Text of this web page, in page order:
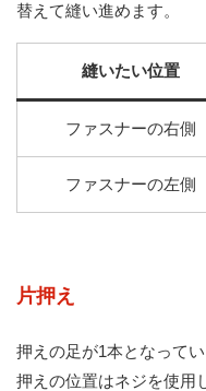
替えて縫い進めます。
縫いたい位置
ファスナーの右側
ファスナーの左側
片押え
押えの足が1本となってい
押えの位置はネジを使用